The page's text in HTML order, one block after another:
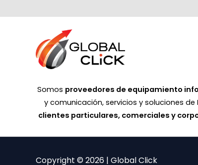
Somos proveedores de equipamiento
y comunicación, servicios y soluciones de
clientes particulares, comerciales y
Copyright © 2026 | Global Click